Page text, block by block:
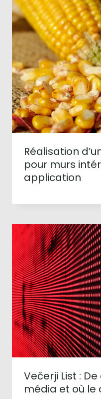
Réalisation
pour murs
application
Večerji List :
média et où le